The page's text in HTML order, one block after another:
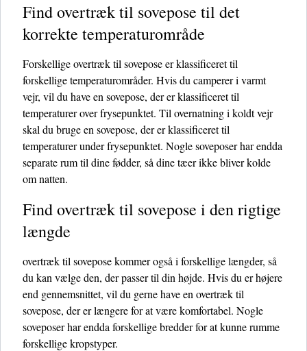
Find overtræk til sovepose til det
korrekte temperaturområde
Forskellige overtræk til sovepose er klassificeret til
forskellige temperaturområder. Hvis du camperer i varmt
vejr, vil du have en sovepose, der er klassificeret til
temperaturer over frysepunktet. Til overnatning i koldt vejr
skal du bruge en sovepose, der er klassificeret til
temperaturer under frysepunktet. Nogle soveposer har endda
separate rum til dine fødder, så dine tæer ikke bliver kolde
om natten.
Find overtræk til sovepose i den rigtige
længde
overtræk til sovepose kommer også i forskellige længder, så
du kan vælge den, der passer til din højde. Hvis du er højere
end gennemsnittet, vil du gerne have en overtræk til
sovepose, der er længere for at være komfortabel. Nogle
soveposer har endda forskellige bredder for at kunne rumme
forskellige kropstyper.